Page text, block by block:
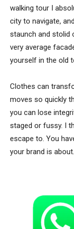
walking tour I
city to navigate,
staunch and stolid
very average
yourself in the old
Clothes can
moves so quickly
you can lose
staged or fussy. I
escape to. You
your brand is about.